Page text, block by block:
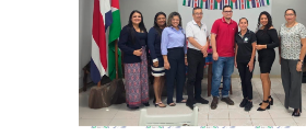
Club de